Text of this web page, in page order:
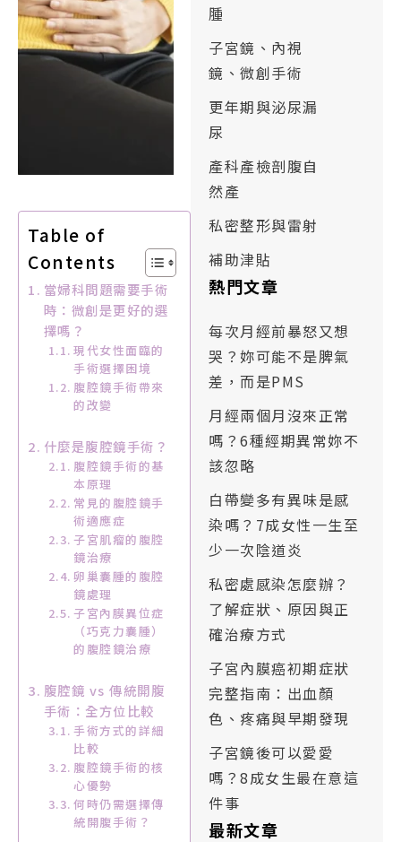
Table of
Contents
當婦科問題需要手術
時：微創是更好的選
擇嗎？
現代女性面臨的
手術選擇困境
腹腔鏡手術帶來
的改變
什麼是腹腔鏡手術？
腹腔鏡手術的基
本原理
常見的腹腔鏡手
術適應症
子宮肌瘤的腹腔
鏡治療
卵巢囊腫的腹腔
鏡處理
子宮內膜異位症
（巧克力囊腫）
的腹腔鏡治療
腹腔鏡 vs 傳統開腹
手術：全方位比較
手術方式的詳細
比較
腹腔鏡手術的核
心優勢
何時仍需選擇傳
統開腹手術？
腫
子宮鏡、內視
鏡、微創手術
更年期與泌尿漏
尿
產科產檢剖腹自
然產
私密整形與雷射
補助津貼
熱門文章
每次月經前暴怒又想
哭？妳可能不是脾氣
差，而是PMS
月經兩個月沒來正常
嗎？6種經期異常妳不
該忽略
白帶變多有異味是感
染嗎？7成女性一生至
少一次陰道炎
私密處感染怎麼辦？
了解症狀、原因與正
確治療方式
子宮內膜癌初期症狀
完整指南：出血顏
色、疼痛與早期發現
子宮鏡後可以愛愛
嗎？8成女生最在意這
件事
最新文章